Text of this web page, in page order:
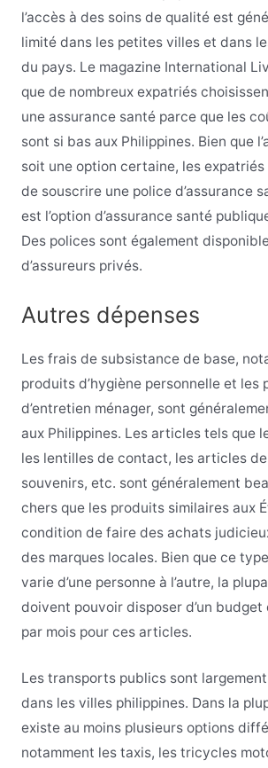
l’accès à des soins de qualité est
limité dans les petites villes et dans
du pays. Le magazine International
que de nombreux expatriés
une assurance santé parce que les
sont si bas aux Philippines. Bien que
soit une option certaine, les
de souscrire une police d’assurance
est l’option d’assurance santé
Des polices sont également
d’assureurs privés.
Autres dépenses
Les frais de subsistance de base,
produits d’hygiène personnelle et les
d’entretien ménager, sont
aux Philippines. Les articles tels que
les lentilles de contact, les articles
souvenirs, etc. sont généralement
chers que les produits similaires aux
condition de faire des achats
des marques locales. Bien que ce
varie d’une personne à l’autre, la
doivent pouvoir disposer d’un budget
par mois pour ces articles.
Les transports publics sont
dans les villes philippines. Dans la
existe au moins plusieurs options
notamment les taxis, les tricycles